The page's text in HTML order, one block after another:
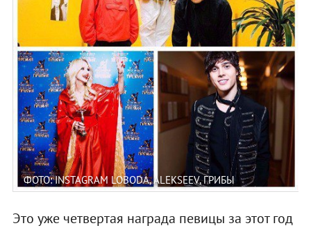
ФОТО: INSTAGRAM LOBODA, ALEKSEEV, ГРИБЫ
Это уже четвертая награда певицы за этот год